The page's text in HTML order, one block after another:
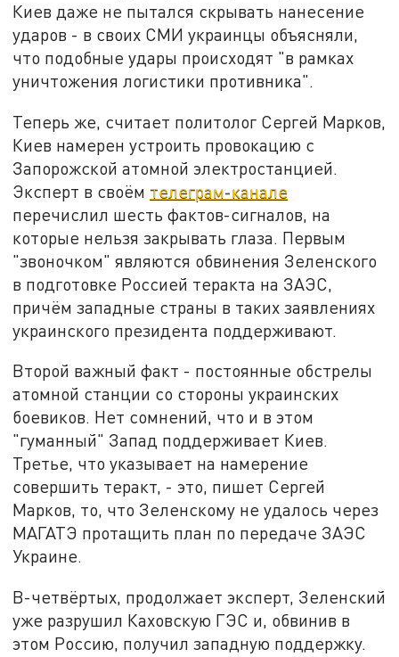
Киев даже не пытался скрывать нанесение
ударов - в своих СМИ украинцы объясняли,
что подобные удары происходят "в рамках
уничтожения логистики противника".
Теперь же, считает политолог Сергей Марков,
Киев намерен устроить провокацию с
Запорожской атомной электростанцией.
Эксперт в своём телеграм-канале
перечислил шесть фактов-сигналов, на
которые нельзя закрывать глаза. Первым
"звоночком" являются обвинения Зеленского
в подготовке Россией теракта на ЗАЭС,
причём западные страны в таких заявлениях
украинского президента поддерживают.
Второй важный факт - постоянные обстрелы
атомной станции со стороны украинских
боевиков. Нет сомнений, что и в этом
"гуманный" Запад поддерживает Киев.
Третье, что указывает на намерение
совершить теракт, - это, пишет Сергей
Марков, то, что Зеленскому не удалось через
МАГАТЭ протащить план по передаче ЗАЭС
Украине.
В-четвёртых, продолжает эксперт, Зеленский
уже разрушил Каховскую ГЭС и, обвинив в
этом Россию, получил западную поддержку.